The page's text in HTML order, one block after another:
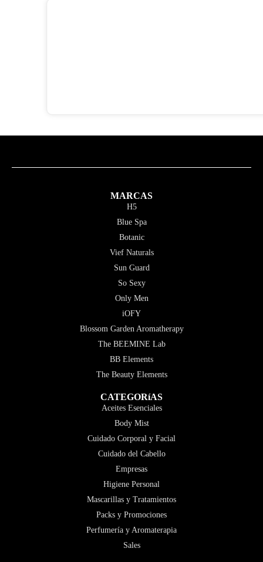
MARCAS
H5
Blue Spa
Botanic
Vief Naturals
Sun Guard
So Sexy
Only Men
iOFY
Blossom Garden Aromatherapy
The BEEMINE Lab
BB Elements
The Beauty Elements
CATEGORíAS
Aceites Esenciales
Body Mist
Cuidado Corporal y Facial
Cuidado del Cabello
Empresas
Higiene Personal
Mascarillas y Tratamientos
Packs y Promociones
Perfumería y Aromaterapia
Sales